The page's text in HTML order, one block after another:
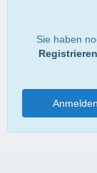
Sie haben
Anmelden